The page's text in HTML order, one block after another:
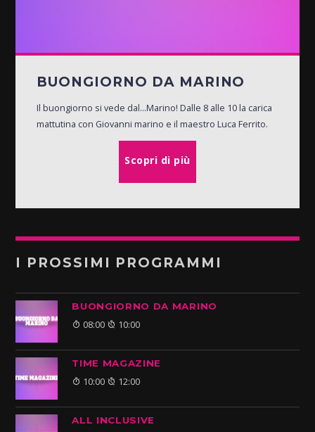
BUONGIORNO DA MARINO
Il buongiorno si vede dal...Marino! Dalle 8 alle 10 la carica
mattutina con Giovanni marino e il maestro Luca Ferrito.
Scopri di più
I PROSSIMI PROGRAMMI
BUONGIORNO DA MARINO
08:00 10:00
TIME MAGAZINE
10:00 12:00
ALL INCLUSIVE